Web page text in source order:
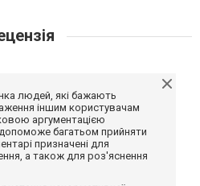
людей, які бажають
іншим користувачам
аргументацією
багатьом прийняти
призначені для
а також для роз'яснення